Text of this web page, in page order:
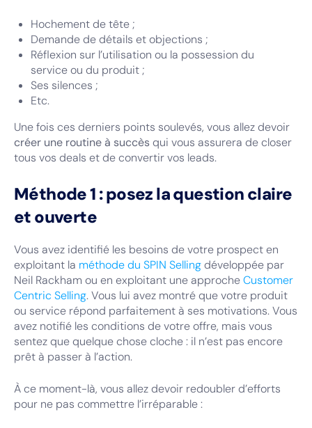
Hochement de tête ;
Demande de détails et objections ;
Réflexion sur l’utilisation ou la possession du
service ou du produit ;
Ses silences ;
Etc.
Une fois ces derniers points soulevés, vous allez devoir
créer une routine à succèsqui vous assurera de closer
tous vos deals et de convertir vos leads.
Méthode 1 : posez la question claire
et ouverte
Vous avez identifié les besoins de votre prospect en
exploitant la méthode du SPIN Sellingdéveloppée par
Neil Rackham ou en exploitant une approcheCustomer
Centric Selling. Vous lui avez montré que votre produit
ou service répond parfaitement à ses motivations. Vous
avez notifié les conditions de votre offre, mais vous
sentez que quelque chose cloche : il n’est pas encore
prêt à passer à l’action.
À ce moment-là, vous allez devoir redoubler d’efforts
pour ne pas commettre l’irréparable :